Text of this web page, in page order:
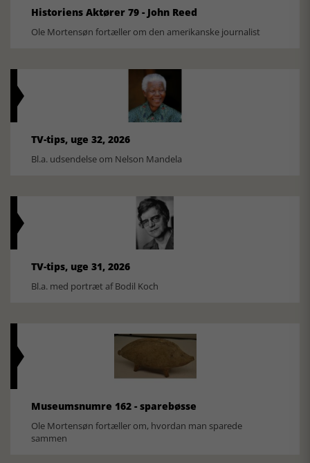
Historiens Aktører 79 - John Reed
Ole Mortensøn fortæller om den amerikanske journalist
TV-tips, uge 32, 2026
Bl.a. udsendelse om Nelson Mandela
TV-tips, uge 31, 2026
Bl.a. med portræt af Bodil Koch
Museumsnumre 162 - sparebøsse
Ole Mortensøn fortæller om, hvordan man sparede
sammen